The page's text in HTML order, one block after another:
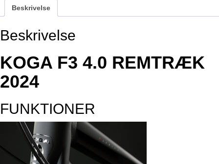
Beskrivelse
Beskrivelse
KOGA F3 4.0 REMTRÆK
2024
FUNKTIONER